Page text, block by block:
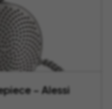
– Alessi